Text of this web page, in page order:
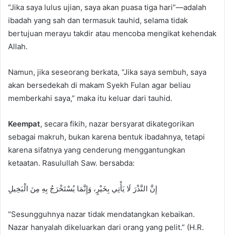
“Jika saya lulus ujian, saya akan puasa tiga hari”—adalah
ibadah yang sah dan termasuk tauhid, selama tidak
bertujuan merayu takdir atau mencoba mengikat kehendak
Allah.
Namun, jika seseorang berkata, “Jika saya sembuh, saya
akan bersedekah di makam Syekh Fulan agar beliau
memberkahi saya,” maka itu keluar dari tauhid.
Keempat, secara fikih, nazar bersyarat dikategorikan
sebagai makruh, bukan karena bentuk ibadahnya, tetapi
karena sifatnya yang cenderung menggantungkan
ketaatan. Rasulullah Saw. bersabda:
إِنَّ النَّذْرَ لَا يَأْتِي بِخَيْرٍ، وَإِنَّمَا يُسْتَخْرَجُ بِهِ مِنَ الْبَخِيلِ
“Sesungguhnya nazar tidak mendatangkan kebaikan.
Nazar hanyalah dikeluarkan dari orang yang pelit.” (H.R.